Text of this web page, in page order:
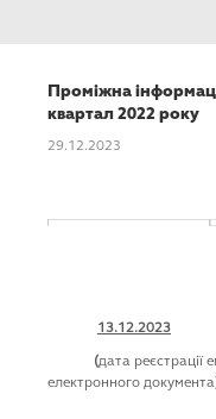
Проміжна
квартал 2022 року
29.12.2023
до Положення про
13.12.2023
(дата реєстрації
електронного